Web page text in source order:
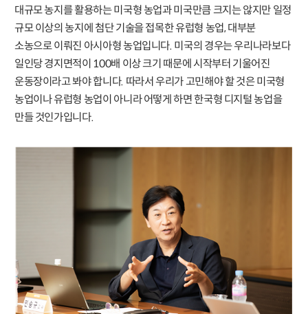
대규모 농지를 활용하는 미국형 농업과 미국만큼 크지는 않지만 일정
규모 이상의 농지에 첨단 기술을 접목한 유럽형 농업, 대부분
소농으로 이뤄진 아시아형 농업입니다. 미국의 경우는 우리나라보다
일인당 경지면적이 100배 이상 크기 때문에 시작부터 기울어진
운동장이라고 봐야 합니다. 따라서 우리가 고민해야 할 것은 미국형
농업이나 유럽형 농업이 아니라 어떻게 하면 한국형 디지털 농업을
만들 것인가입니다.